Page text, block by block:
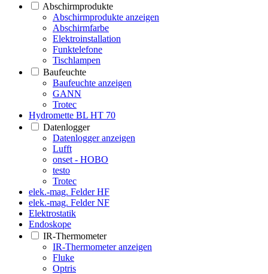
Abschirmprodukte
Abschirmprodukte anzeigen
Abschirmfarbe
Elektroinstallation
Funktelefone
Tischlampen
Baufeuchte
Baufeuchte anzeigen
GANN
Trotec
Hydromette BL HT 70
Datenlogger
Datenlogger anzeigen
Lufft
onset - HOBO
testo
Trotec
elek.-mag. Felder HF
elek.-mag. Felder NF
Elektrostatik
Endoskope
IR-Thermometer
IR-Thermometer anzeigen
Fluke
Optris